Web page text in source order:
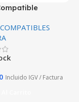
KM-2050 Alta
Incluido IGV / Factura